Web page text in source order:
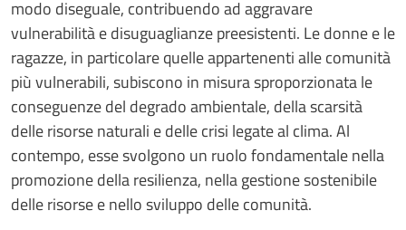
modo diseguale, contribuendo ad aggravare
vulnerabilità e disuguaglianze preesistenti. Le donne e le
ragazze, in particolare quelle appartenenti alle comunità
più vulnerabili, subiscono in misura sproporzionata le
conseguenze del degrado ambientale, della scarsità
delle risorse naturali e delle crisi legate al clima. Al
contempo, esse svolgono un ruolo fondamentale nella
promozione della resilienza, nella gestione sostenibile
delle risorse e nello sviluppo delle comunità.